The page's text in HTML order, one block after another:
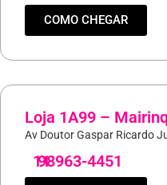
COMO CHEGAR
Loja 1A99 –
Av Doutor Gaspar Ricardo
11
98963-4451